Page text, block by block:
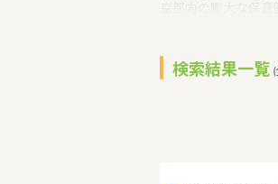
検索結果一覧